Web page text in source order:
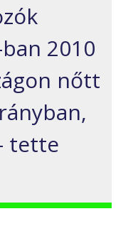
2010
nőtt
tette